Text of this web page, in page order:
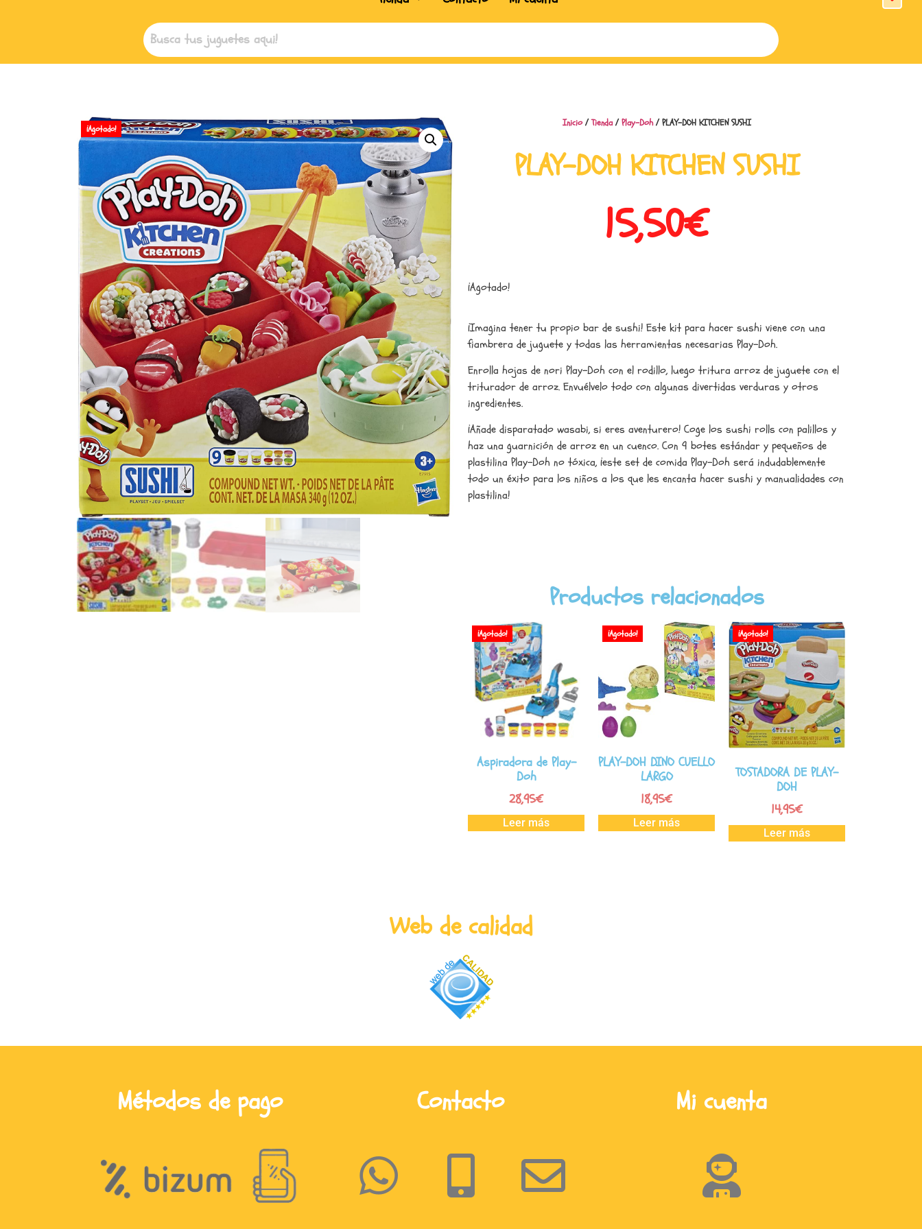
¡Agotado! Inicio/Tienda/Play-Doh/ PLAY-DOH KITCHEN SUSHI
PLAY-DOH KITCHEN SUSHI
15,50€
¡Agotado!
¡Imagina tener tu propio bar de sushi! Este kit para hacer sushi viene con una
fiambrera de juguete y todas las herramientas necesarias Play-Doh.
Enrolla hojas de nori Play-Doh con el rodillo, luego tritura arroz de juguete con el
triturador de arroz. Envuélvelo todo con algunas divertidas verduras y otros
ingredientes.
¡Añade disparatado wasabi, si eres aventurero! Coge los sushi rolls con palillos y
haz una guarnición de arroz en un cuenco. Con 9 botes estándar y pequeños de
plastilina Play-Doh no tóxica, ¡este set de comida Play-Doh será indudablemente
todo un éxito para los niños a los que les encanta hacer sushi y manualidades con
plastilina!
Productos relacionados
¡Agotado!
Aspiradora de Play-
Doh
28,95€
Leer más
¡Agotado!
PLAY-DOH DINO CUELLO
LARGO
18,95€
Leer más
¡Agotado!
TOSTADORA DE PLAY-
DOH
14,95€
Leer más
Web de calidad
Métodos de pago Contacto Mi cuenta